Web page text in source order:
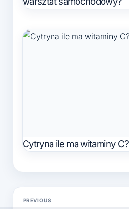
Cytryna ile ma witaminy C?
Nawigacja
PREVIOUS: